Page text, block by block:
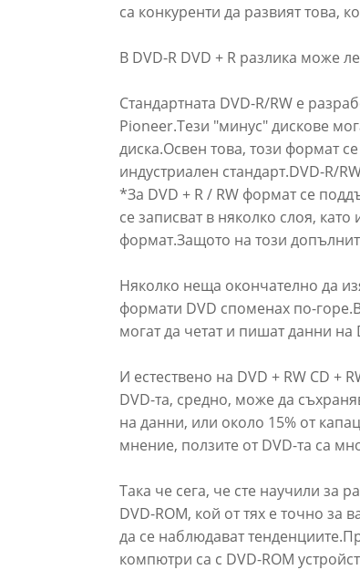
са конкуренти да развият това,
В DVD-R DVD + R разлика може
Стандартната DVD-R/RW е
Pioneer.Тези "минус" дискове
диска.Освен това, този формат
индустриален стандарт.DVD-R/
*За DVD + R / RW формат се
се записват в няколко слоя,
формат.Защото на този
Няколко неща окончателно да
формати DVD споменах по-
могат да четат и пишат данни на
И естествено на DVD + RW CD +
DVD-та, средно, може да
на данни, или около 15% от
мнение, ползите от DVD-та са
Така че сега, че сте научили за
DVD-ROM, кой от тях е точно за
да се наблюдават
компютри са с DVD-ROM